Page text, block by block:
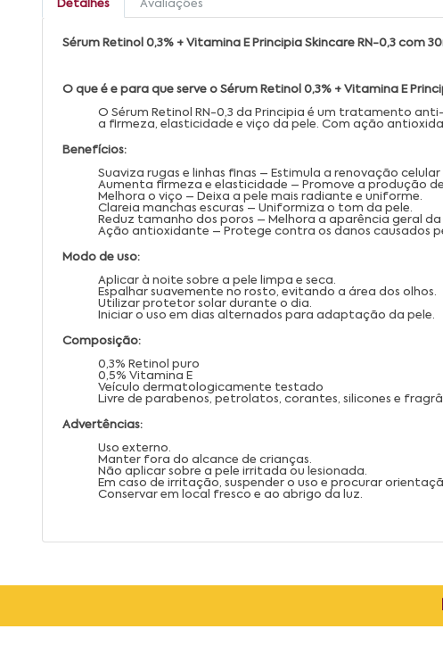
Detalhes Avaliações
Sérum Retinol 0,3% + Vitamina E Principia Skincare RN-0,3 com
O que é e para que serve o Sérum Retinol 0,3% + Vitamina E
O Sérum Retinol RN-0,3 da Principia é um tratamento
a firmeza, elasticidade e viço da pele. Com ação
Benefícios:
Suaviza rugas e linhas finas – Estimula a renovação
Aumenta firmeza e elasticidade – Promove a produção
Melhora o viço – Deixa a pele mais radiante e uniforme.
Clareia manchas escuras – Uniformiza o tom da pele.
Reduz tamanho dos poros – Melhora a aparência geral da
Ação antioxidante – Protege contra os danos causados
Modo de uso:
Aplicar à noite sobre a pele limpa e seca.
Espalhar suavemente no rosto, evitando a área dos olhos.
Utilizar protetor solar durante o dia.
Iniciar o uso em dias alternados para adaptação da pele.
Composição:
0,3% Retinol puro
0,5% Vitamina E
Veículo dermatologicamente testado
Livre de parabenos, petrolatos, corantes, silicones e
Advertências:
Uso externo.
Manter fora do alcance de crianças.
Não aplicar sobre a pele irritada ou lesionada.
Em caso de irritação, suspender o uso e procurar
Conservar em local fresco e ao abrigo da luz.